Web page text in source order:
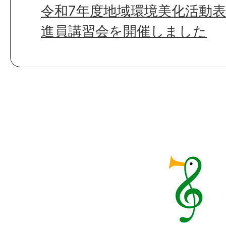
令和7年度地域環境美化活動
進員講習会を開催しました